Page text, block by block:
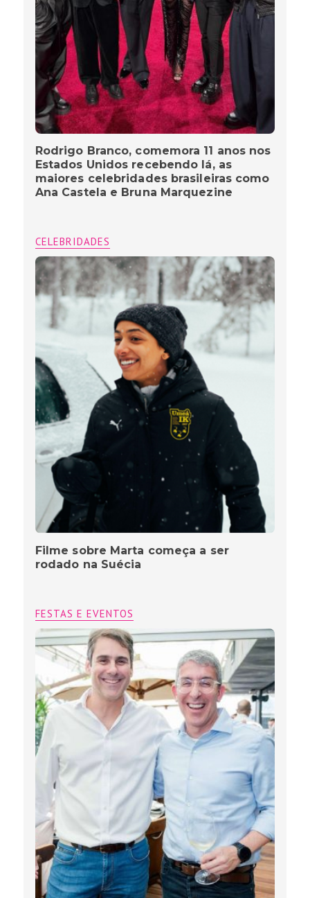
Rodrigo Branco, comemora 11 anos nos
Estados Unidos recebendo lá, as
maiores celebridades brasileiras como
Ana Castela e Bruna Marquezine
CELEBRIDADES
Filme sobre Marta começa a ser
rodado na Suécia
FESTAS E EVENTOS